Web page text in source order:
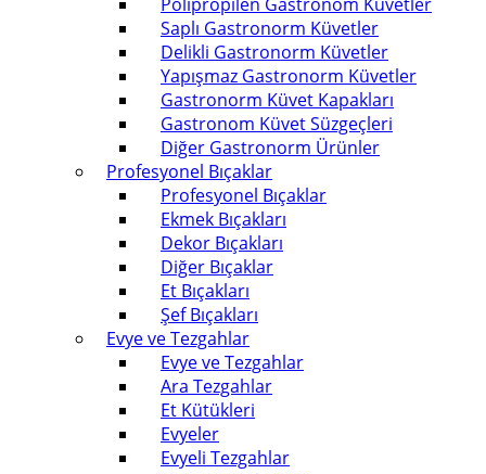
Saplı Gastronorm Küvetler
Delikli Gastronorm Küvetler
Yapışmaz Gastronorm Küvetler
Gastronorm Küvet Kapakları
Gastronom Küvet Süzgeçleri
Diğer Gastronorm Ürünler
Profesyonel Bıçaklar
Profesyonel Bıçaklar
Ekmek Bıçakları
Dekor Bıçakları
Diğer Bıçaklar
Et Bıçakları
Şef Bıçakları
Evye ve Tezgahlar
Evye ve Tezgahlar
Ara Tezgahlar
Et Kütükleri
Evyeler
Evyeli Tezgahlar